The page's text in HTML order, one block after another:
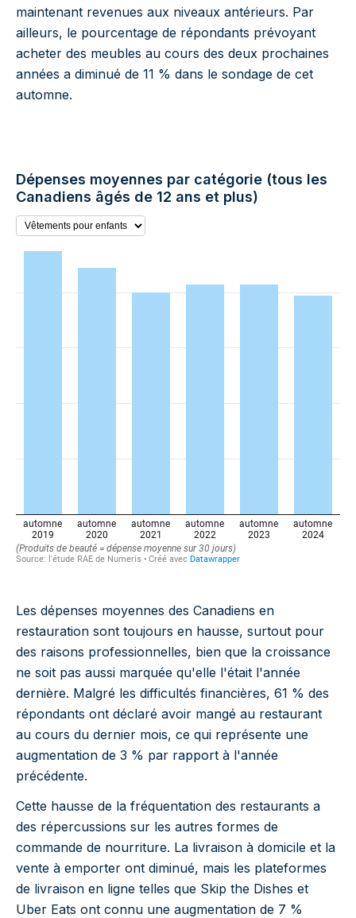
maintenant revenues aux niveaux antérieurs. Par
ailleurs, le pourcentage de répondants prévoyant
acheter des meubles au cours des deux prochaines
années a diminué de 11 % dans le sondage de cet
automne.
Dépenses moyennes par catégorie (tous les
Canadiens âgés de 12 ans et plus)
Les dépenses moyennes des Canadiens en
restauration sont toujours en hausse, surtout pour
des raisons professionnelles, bien que la croissance
ne soit pas aussi marquée qu'elle l'était l'année
dernière. Malgré les difficultés financières, 61 % des
répondants ont déclaré avoir mangé au restaurant
au cours du dernier mois, ce qui représente une
augmentation de 3 % par rapport à l'année
précédente.
Cette hausse de la fréquentation des restaurants a
des répercussions sur les autres formes de
commande de nourriture. La livraison à domicile et la
vente à emporter ont diminué, mais les plateformes
de livraison en ligne telles que Skip the Dishes et
Uber Eats ont connu une augmentation de 7 %